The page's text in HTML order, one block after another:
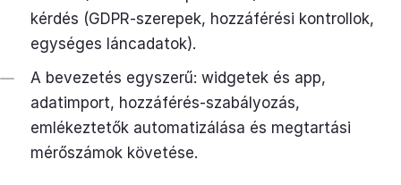
kérdés (GDPR-szerepek, hozzáférési kontrollok,
egységes láncadatok).
A bevezetés egyszerű: widgetek és app,
adatimport, hozzáférés-szabályozás,
emlékeztetők automatizálása és megtartási
mérőszámok követése.